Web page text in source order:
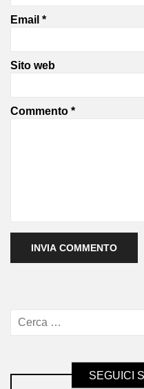
Email *
Sito web
Commento *
SEGUICI